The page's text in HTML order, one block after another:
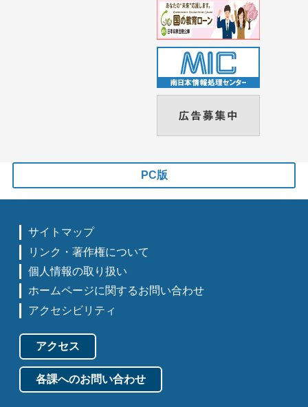
PC版
サイトマップ
リンク・著作権について
個人情報の取り扱い
ホームページに関するお問い合わせ
アクセシビリティ
アクセス
各課へのお問い合わせ